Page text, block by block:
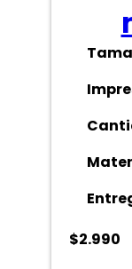
$2.990